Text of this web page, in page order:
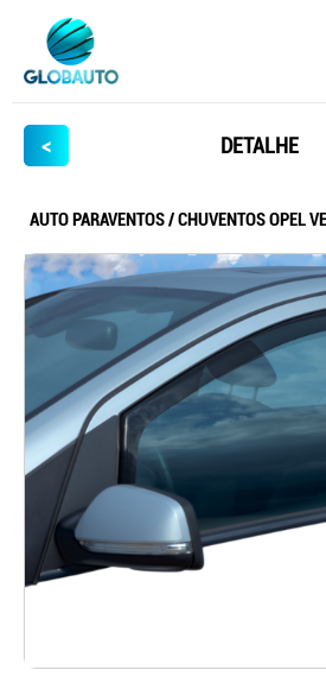
< DETALHE
AUTO PARAVENTOS / CHUVENTOS OPEL